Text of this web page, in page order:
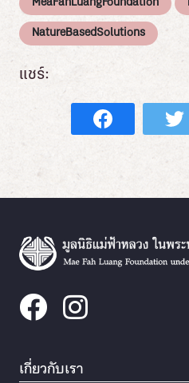
MeaFahLuangFoundation
NatureBasedSolutions
แชร์:
เกี่ยวกับเรา